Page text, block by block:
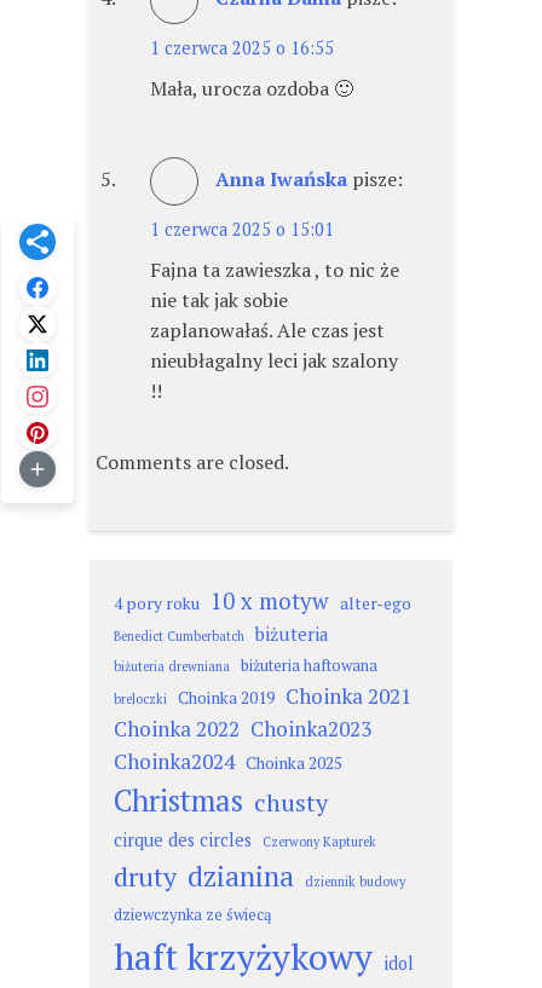
1 czerwca 2025 o 16:55
Mała, urocza ozdoba 🙂
Anna Iwańska pisze:
1 czerwca 2025 o 15:01
Fajna ta zawieszka , to nic że
nie tak jak sobie
zaplanowałaś. Ale czas jest
nieubłagalny leci jak szalony
!!
Comments are closed.
4 pory roku 10 x motyw alter-ego
Benedict Cumberbatch biżuteria
biżuteria drewniana biżuteria haftowana
breloczki Choinka 2019 Choinka 2021
Choinka 2022 Choinka2023
Choinka2024 Choinka 2025
Christmas chusty
cirque des circles Czerwony Kapturek
druty dzianina dziennik budowy
dziewczynka ze świecą
haft krzyżykowy idol